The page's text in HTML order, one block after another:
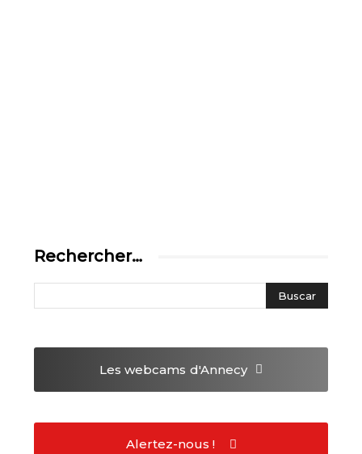
Rechercher…
Les webcams d'Annecy
Alertez-nous !